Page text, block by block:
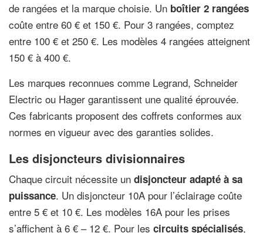
de rangées et la marque choisie. Un boîtier 2 rangées
coûte entre 60 € et 150 €. Pour 3 rangées, comptez
entre 100 € et 250 €. Les modèles 4 rangées atteignent
150 € à 400 €.
Les marques reconnues comme Legrand, Schneider
Electric ou Hager garantissent une qualité éprouvée.
Ces fabricants proposent des coffrets conformes aux
normes en vigueur avec des garanties solides.
Les disjoncteurs divisionnaires
Chaque circuit nécessite un disjoncteur adapté à sa
puissance. Un disjoncteur 10A pour l’éclairage coûte
entre 5 € et 10 €. Les modèles 16A pour les prises
s’affichent à 6 € – 12 €. Pour les circuits spécialisés,